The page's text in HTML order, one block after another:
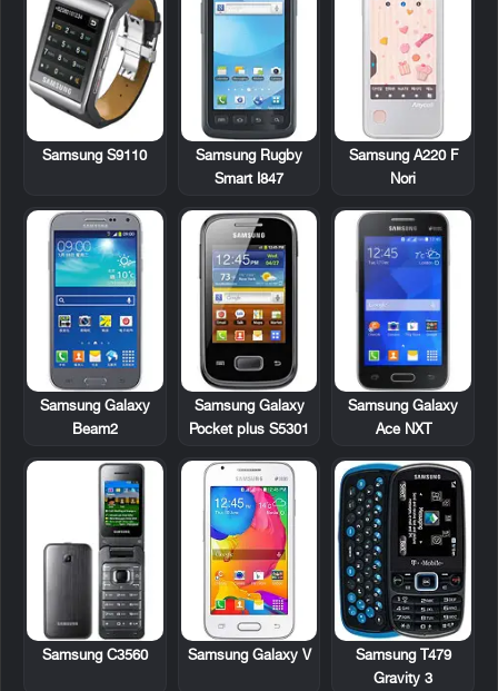
Samsung A220 F
Nori
Samsung Rugby
Smart I847
Samsung S9110
Samsung Galaxy
Ace NXT
Samsung Galaxy
Pocket plus S5301
Samsung Galaxy
Beam2
Samsung T479
Gravity 3
Samsung Galaxy V
Samsung C3560